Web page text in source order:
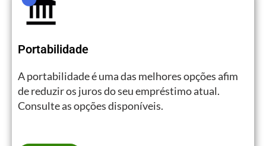
Portabilidade
A portabilidade é uma das melhores opções afim
de reduzir os juros do seu empréstimo atual.
Consulte as opções disponíveis.